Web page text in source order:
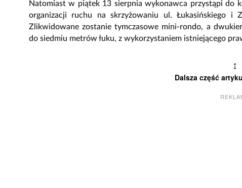
Natomiast w piątek 13 sierpnia wykonawca przystąpi do
organizacji ruchu na skrzyżowaniu ul. Łukasińskiego i
Zlikwidowane zostanie tymczasowe mini-rondo, a
do siedmiu metrów łuku, z wykorzystaniem istniejącego
↕
Dalsza część